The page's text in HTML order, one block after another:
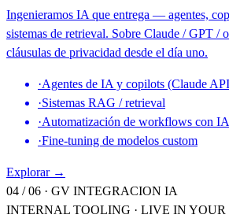
Ingenieramos IA que entrega — agentes,
sistemas de retrieval. Sobre Claude / GPT /
cláusulas de privacidad desde el día uno.
·Agentes de IA y copilots (Claude
·Sistemas RAG / retrieval
·Automatización de workflows con IA
·Fine-tuning de modelos custom
Explorar →
04 / 06 · GV INTEGRACION IA
INTERNAL TOOLING · LIVE IN YOUR